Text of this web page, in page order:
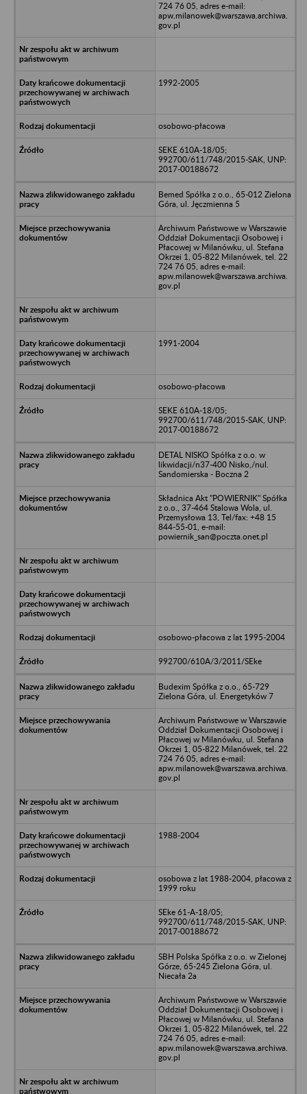
724 76 05, adres e-mail:
apw.milanowek@warszawa.archiwa.
gov.pl
1992-2005
osobowo-płacowa
SEKE 610A-18/05;
992700/611/748/2015-SAK, UNP:
2017-00188672
Bemed Spółka z o.o., 65-012 Zielona
Góra, ul. Jęczmienna 5
Archiwum Państwowe w Warszawie
Oddział Dokumentacji Osobowej i
Płacowej w Milanówku, ul. Stefana
Okrzei 1, 05-822 Milanówek, tel. 22
724 76 05, adres e-mail:
apw.milanowek@warszawa.archiwa.
gov.pl
1991-2004
osobowo-płacowa
SEKE 610A-18/05;
992700/611/748/2015-SAK, UNP:
2017-00188672
DETAL NISKO Spółka z o.o. w
likwidacji/n37-400 Nisko,/nul.
Sandomierska - Boczna 2
Składnica Akt "POWIERNIK" Spółka
z o.o., 37-464 Stalowa Wola, ul.
Przemysłowa 13, Tel/fax: +48 15
844-55-01, e-mail:
powiernik_san@poczta.onet.pl
osobowo-płacowa z lat 1995-2004
992700/610A/3/2011/SEke
Budexim Spółka z o.o., 65-729
Zielona Góra, ul. Energetyków 7
Archiwum Państwowe w Warszawie
Oddział Dokumentacji Osobowej i
Płacowej w Milanówku, ul. Stefana
Okrzei 1, 05-822 Milanówek, tel. 22
724 76 05, adres e-mail:
apw.milanowek@warszawa.archiwa.
gov.pl
1988-2004
osobowa z lat 1988-2004, płacowa z
1999 roku
SEke 61-A-18/05;
992700/611/748/2015-SAK, UNP:
2017-00188672
SBH Polska Spółka z o.o. w Zielonej
Górze, 65-245 Zielona Góra, ul.
Niecała 2a
Archiwum Państwowe w Warszawie
Oddział Dokumentacji Osobowej i
Płacowej w Milanówku, ul. Stefana
Okrzei 1, 05-822 Milanówek, tel. 22
724 76 05, adres e-mail:
apw.milanowek@warszawa.archiwa.
gov.pl